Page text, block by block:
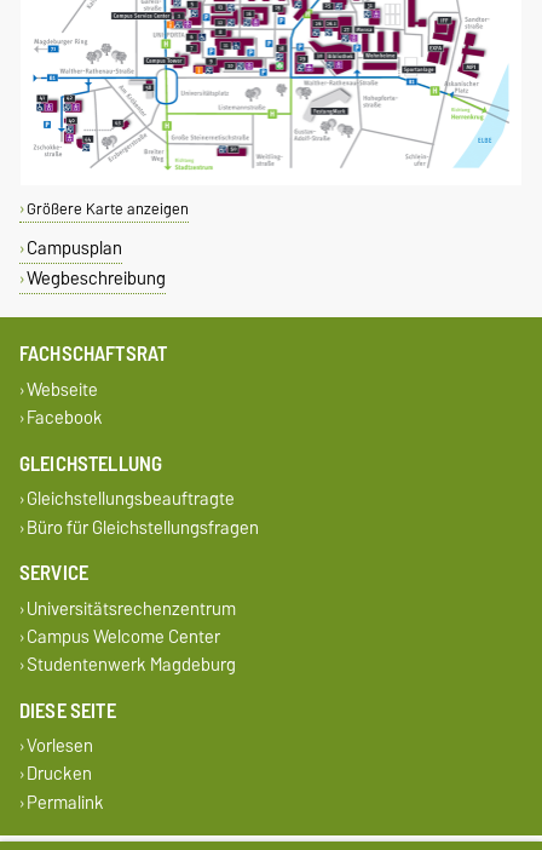
Größere Karte anzeigen
Campusplan
Wegbeschreibung
FACHSCHAFTSRAT
Webseite
Facebook
GLEICHSTELLUNG
Gleichstellungsbeauftragte
Büro für Gleichstellungsfragen
SERVICE
Universitätsrechenzentrum
Campus Welcome Center
Studentenwerk Magdeburg
DIESE SEITE
Vorlesen
Drucken
Permalink